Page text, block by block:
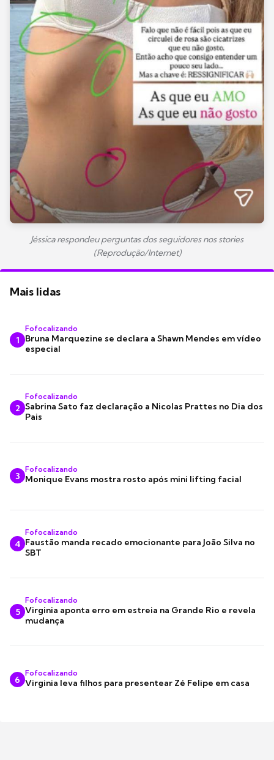
Jéssica respondeu perguntas dos seguidores nos stories
(Reprodução/Internet)
Mais lidas
1
Fofocalizando
Bruna Marquezine se declara a Shawn Mendes em vídeo
especial
2
Fofocalizando
Sabrina Sato faz declaração a Nicolas Prattes no Dia dos
Pais
3
Fofocalizando
Monique Evans mostra rosto após mini lifting facial
4
Fofocalizando
Faustão manda recado emocionante para João Silva no
SBT
5
Fofocalizando
Virginia aponta erro em estreia na Grande Rio e revela
mudança
6
Fofocalizando
Virginia leva filhos para presentear Zé Felipe em casa